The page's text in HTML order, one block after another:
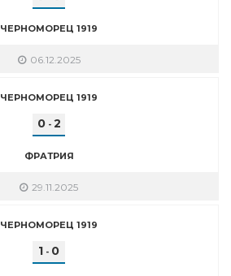
ЧЕРНОМОРЕЦ 1919
06.12.2025
ЧЕРНОМОРЕЦ 1919
0- 2
ФРАТРИЯ
29.11.2025
ЧЕРНОМОРЕЦ 1919
1 - 0